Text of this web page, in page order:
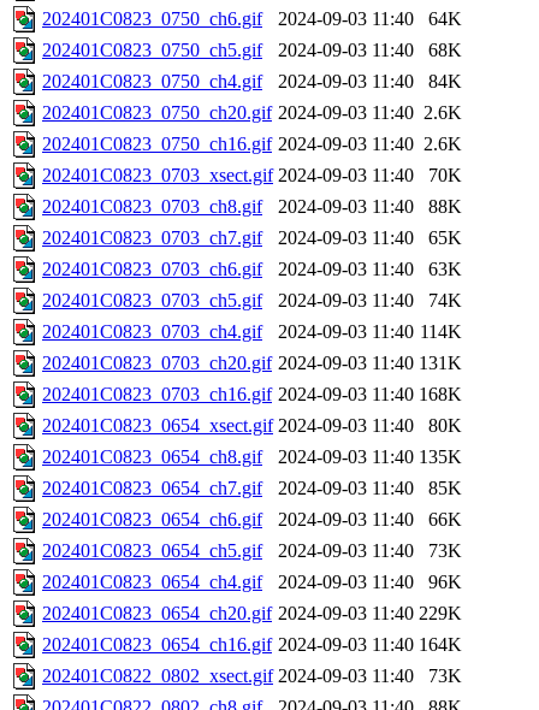
202401C0823_0750_ch6.gif
2024-09-03 11:40
64K
202401C0823_0750_ch5.gif
2024-09-03 11:40
68K
202401C0823_0750_ch4.gif
2024-09-03 11:40
84K
202401C0823_0750_ch20.gif 2024-09-03 11:40 2.6K
202401C0823_0750_ch16.gif 2024-09-03 11:40 2.6K
202401C0823_0703_xsect.gif 2024-09-03 11:40
70K
202401C0823_0703_ch8.gif
2024-09-03 11:40
88K
202401C0823_0703_ch7.gif
2024-09-03 11:40
65K
202401C0823_0703_ch6.gif
2024-09-03 11:40
63K
202401C0823_0703_ch5.gif
2024-09-03 11:40
74K
202401C0823_0703_ch4.gif
2024-09-03 11:40 114K
202401C0823_0703_ch20.gif 2024-09-03 11:40 131K
202401C0823_0703_ch16.gif 2024-09-03 11:40 168K
202401C0823_0654_xsect.gif 2024-09-03 11:40
80K
202401C0823_0654_ch8.gif
2024-09-03 11:40 135K
202401C0823_0654_ch7.gif
2024-09-03 11:40
85K
202401C0823_0654_ch6.gif
2024-09-03 11:40
66K
202401C0823_0654_ch5.gif
2024-09-03 11:40
73K
202401C0823_0654_ch4.gif
2024-09-03 11:40
96K
202401C0823_0654_ch20.gif 2024-09-03 11:40 229K
202401C0823_0654_ch16.gif 2024-09-03 11:40 164K
202401C0822_0802_xsect.gif 2024-09-03 11:40
73K